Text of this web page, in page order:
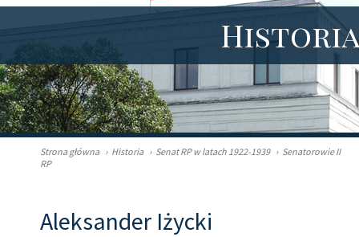
Strona główna › Historia › Senat RP w latach 1922-1939 › Senatorowie II
RP
Aleksander Iżycki